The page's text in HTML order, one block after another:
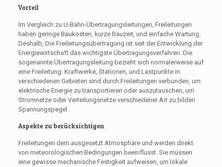
Vorteil
Im Vergleich zu U-Bahn-Übertragungsleitungen, Freileitungen
haben geringe Baukosten, kurze Bauzeit, und einfache Wartung.
Deshalb, Die Freileitungsübertragung ist seit der Entwicklung der
Energiewirtschaft das wichtigste Übertragungsverfahren. Die
sogenannte Übertragungsleitung bezieht sich normalerweise auf
eine Freileitung. Kraftwerke, Stationen, und Lastpunkte in
verschiedenen Gebieten sind durch Freileitungen verbunden, um
elektrische Energie zu transportieren oder auszutauschen, um
Stromnetze oder Verteilungsnetze verschiedener Art zu bilden
Spannungspegel .
Aspekte zu berücksichtigen
Freileitungen dem ausgesetzt Atmosphäreund werden direkt
von meteorologischen Bedingungen beeinflusst. Sie müssen
eine gewisse mechanische Festigkeit aufweisen, um lokale